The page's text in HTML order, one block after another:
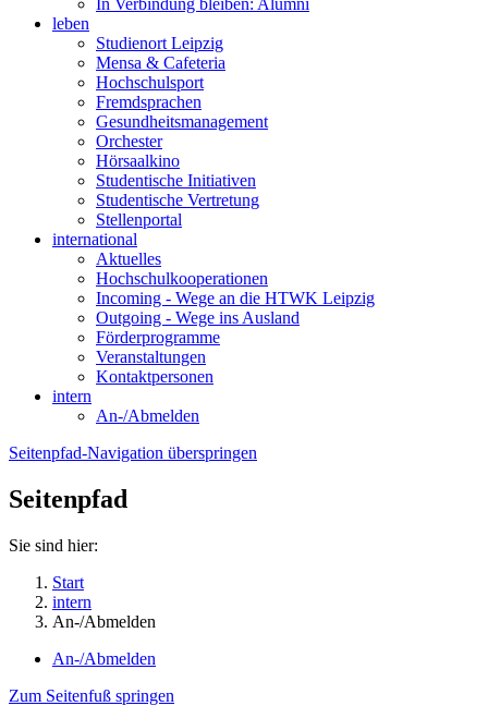
In Verbindung bleiben: Alumni
leben
Studienort Leipzig
Mensa & Cafeteria
Hochschulsport
Fremdsprachen
Gesundheitsmanagement
Orchester
Hörsaalkino
Studentische Initiativen
Studentische Vertretung
Stellenportal
international
Aktuelles
Hochschulkooperationen
Incoming - Wege an die HTWK Leipzig
Outgoing - Wege ins Ausland
Förderprogramme
Veranstaltungen
Kontaktpersonen
intern
An-/Abmelden
Seitenpfad-Navigation überspringen
Seitenpfad
Sie sind hier:
Start
intern
An-/Abmelden
An-/Abmelden
Zum Seitenfuß springen